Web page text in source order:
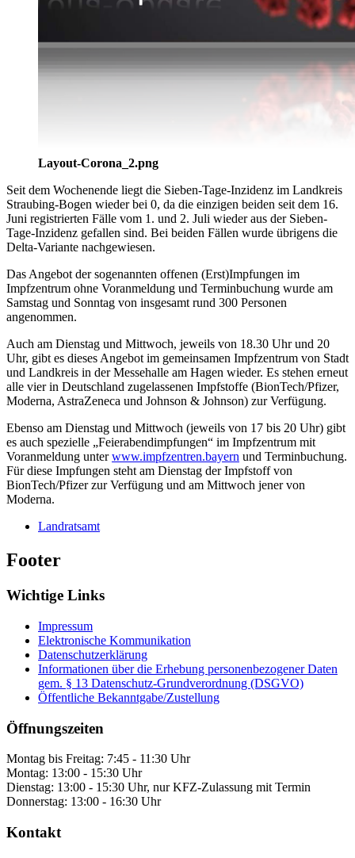
Layout-Corona_2.png
Seit dem Wochenende liegt die Sieben-Tage-Inzidenz im Landkreis
Straubing-Bogen wieder bei 0, da die einzigen beiden seit dem 16.
Juni registrierten Fälle vom 1. und 2. Juli wieder aus der Sieben-
Tage-Inzidenz gefallen sind. Bei beiden Fällen wurde übrigens die
Delta-Variante nachgewiesen.
Das Angebot der sogenannten offenen (Erst)Impfungen im
Impfzentrum ohne Voranmeldung und Terminbuchung wurde am
Samstag und Sonntag von insgesamt rund 300 Personen
angenommen.
Auch am Dienstag und Mittwoch, jeweils von 18.30 Uhr und 20
Uhr, gibt es dieses Angebot im gemeinsamen Impfzentrum von Stadt
und Landkreis in der Messehalle am Hagen wieder. Es stehen erneut
alle vier in Deutschland zugelassenen Impfstoffe (BionTech/Pfizer,
Moderna, AstraZeneca und Johnson & Johnson) zur Verfügung.
Ebenso am Dienstag und Mittwoch (jeweils von 17 bis 20 Uhr) gibt
es auch spezielle „Feierabendimpfungen“ im Impfzentrum mit
Voranmeldung unterwww.impfzentren.bayern und Terminbuchung.
Für diese Impfungen steht am Dienstag der Impfstoff von
BionTech/Pfizer zur Verfügung und am Mittwoch jener von
Moderna.
Landratsamt
Footer
Wichtige Links
Impressum
Elektronische Kommunikation
Datenschutzerklärung
Informationen über die Erhebung personenbezogener Daten
gem. § 13 Datenschutz-Grundverordnung (DSGVO)
Öffentliche Bekanntgabe/Zustellung
Öffnungszeiten
Montag bis Freitag: 7:45 - 11:30 Uhr
Montag: 13:00 - 15:30 Uhr
Dienstag: 13:00 - 15:30 Uhr, nur KFZ-Zulassung mit Termin
Donnerstag: 13:00 - 16:30 Uhr
Kontakt